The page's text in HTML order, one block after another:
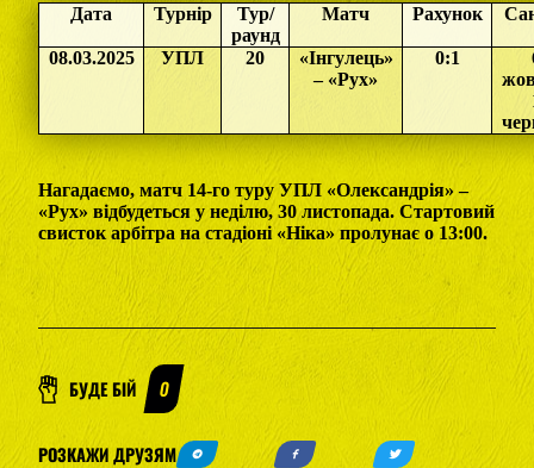
Дата Турнір
Тур/
раунд
Матч Рахунок
08.03.2025 УПЛ 20
«Інгулець»
– «Рух»
0:1
Нагадаємо, матч 14-го туру УПЛ «Олександрія» –
«Рух» відбудеться у неділю, 30 листопада. Стартовий
свисток арбітра на стадіоні «Ніка» пролунає о 13:00.
БУДЕ БІЙ 0
РОЗКАЖИ ДРУЗЯМ